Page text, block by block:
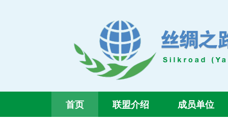
首页 联盟介绍 成员单位